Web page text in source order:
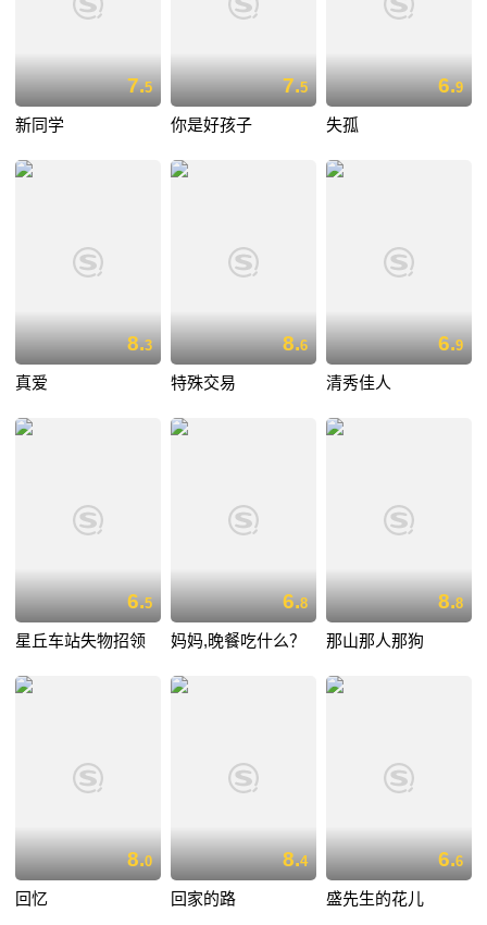
7.5
新同学
7.5
你是好孩子
6.9
失孤
8.3
真爱
8.6
特殊交易
6.9
清秀佳人
6.5
星丘车站失物招领
6.8
妈妈,晚餐吃什么？
8.8
那山那人那狗
8.0
回忆
8.4
回家的路
6.6
盛先生的花儿